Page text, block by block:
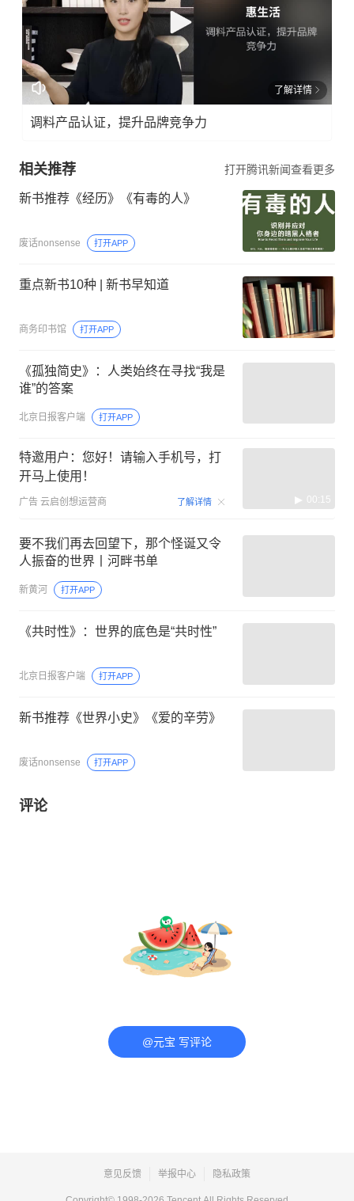
了解详情
调料产品认证，提升品牌竞争力
相关推荐 打开腾讯新闻查看更多
新书推荐《经历》《有毒的人》
废话nonsense 打开APP
重点新书10种 | 新书早知道
商务印书馆 打开APP
《孤独简史》：人类始终在寻找“我是
谁”的答案
北京日报客户端 打开APP
特邀用户：您好！请输入手机号，打
开马上使用！
广告 云启创想运营商 了解详情 00:15
要不我们再去回望下，那个怪诞又令
人振奋的世界丨河畔书单
新黄河 打开APP
《共时性》：世界的底色是“共时性”
北京日报客户端 打开APP
新书推荐《世界小史》《爱的辛劳》
废话nonsense 打开APP
评论
@元宝 写评论
意见反馈 举报中心 隐私政策